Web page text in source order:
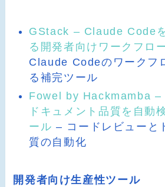
GStack – Claude Code
る開発者向けワークフロ
Claude Codeのワークフ
る補完ツール
Fowel by Hackmamba –
ドキュメント品質を自動
ール – コードレビューと
質の自動化
開発者向け生産性ツール